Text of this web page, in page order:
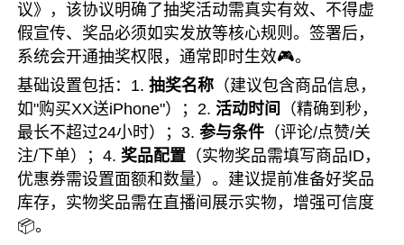
议》，该协议明确了抽奖活动需真实有效、不得虚
假宣传、奖品必须如实发放等核心规则。签署后，
系统会开通抽奖权限，通常即时生效🎮。
基础设置包括：1.抽奖名称 （建议包含商品信息，
如"购买XX送iPhone"）；2.活动时间
（精确到秒，
最长不超过24小时）；3.参与条件 （评论/点赞/关
注/下单）；4.奖品配置 （实物奖品需填写商品ID，
优惠券需设置面额和数量）。建议提前准备好奖品
库存，实物奖品需在直播间展示实物，增强可信度
📦。